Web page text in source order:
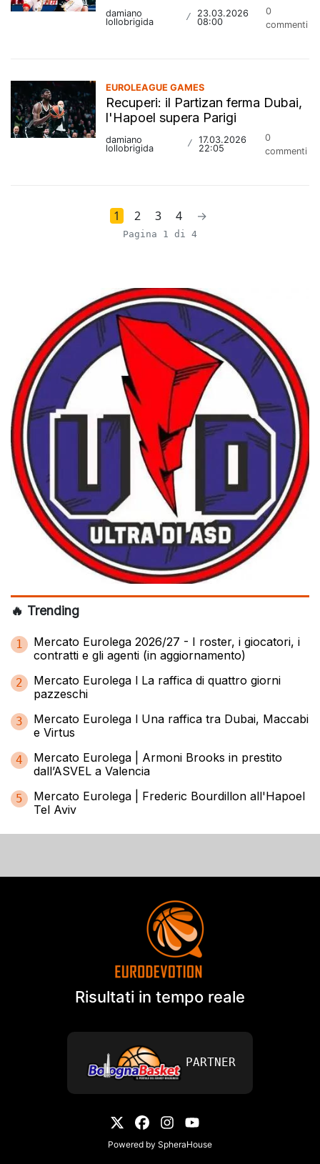
damiano
lollobrigida
/
23.03.2026
08:00
0
commenti
EUROLEAGUE GAMES
Recuperi: il Partizan ferma Dubai,
l'Hapoel supera Parigi
damiano
lollobrigida
/ 17.03.2026
22:05
0
commenti
1 2 3 4 →
Pagina 1 di 4
🔥 Trending
1
Mercato Eurolega 2026/27 - I roster, i giocatori, i
contratti e gli agenti (in aggiornamento)
2
Mercato Eurolega l La raffica di quattro giorni
pazzeschi
3
Mercato Eurolega l Una raffica tra Dubai, Maccabi
e Virtus
4
Mercato Eurolega | Armoni Brooks in prestito
dall’ASVEL a Valencia
5
Mercato Eurolega | Frederic Bourdillon all'Hapoel
Tel Aviv
Risultati in tempo reale
PARTNER
Powered by SpheraHouse